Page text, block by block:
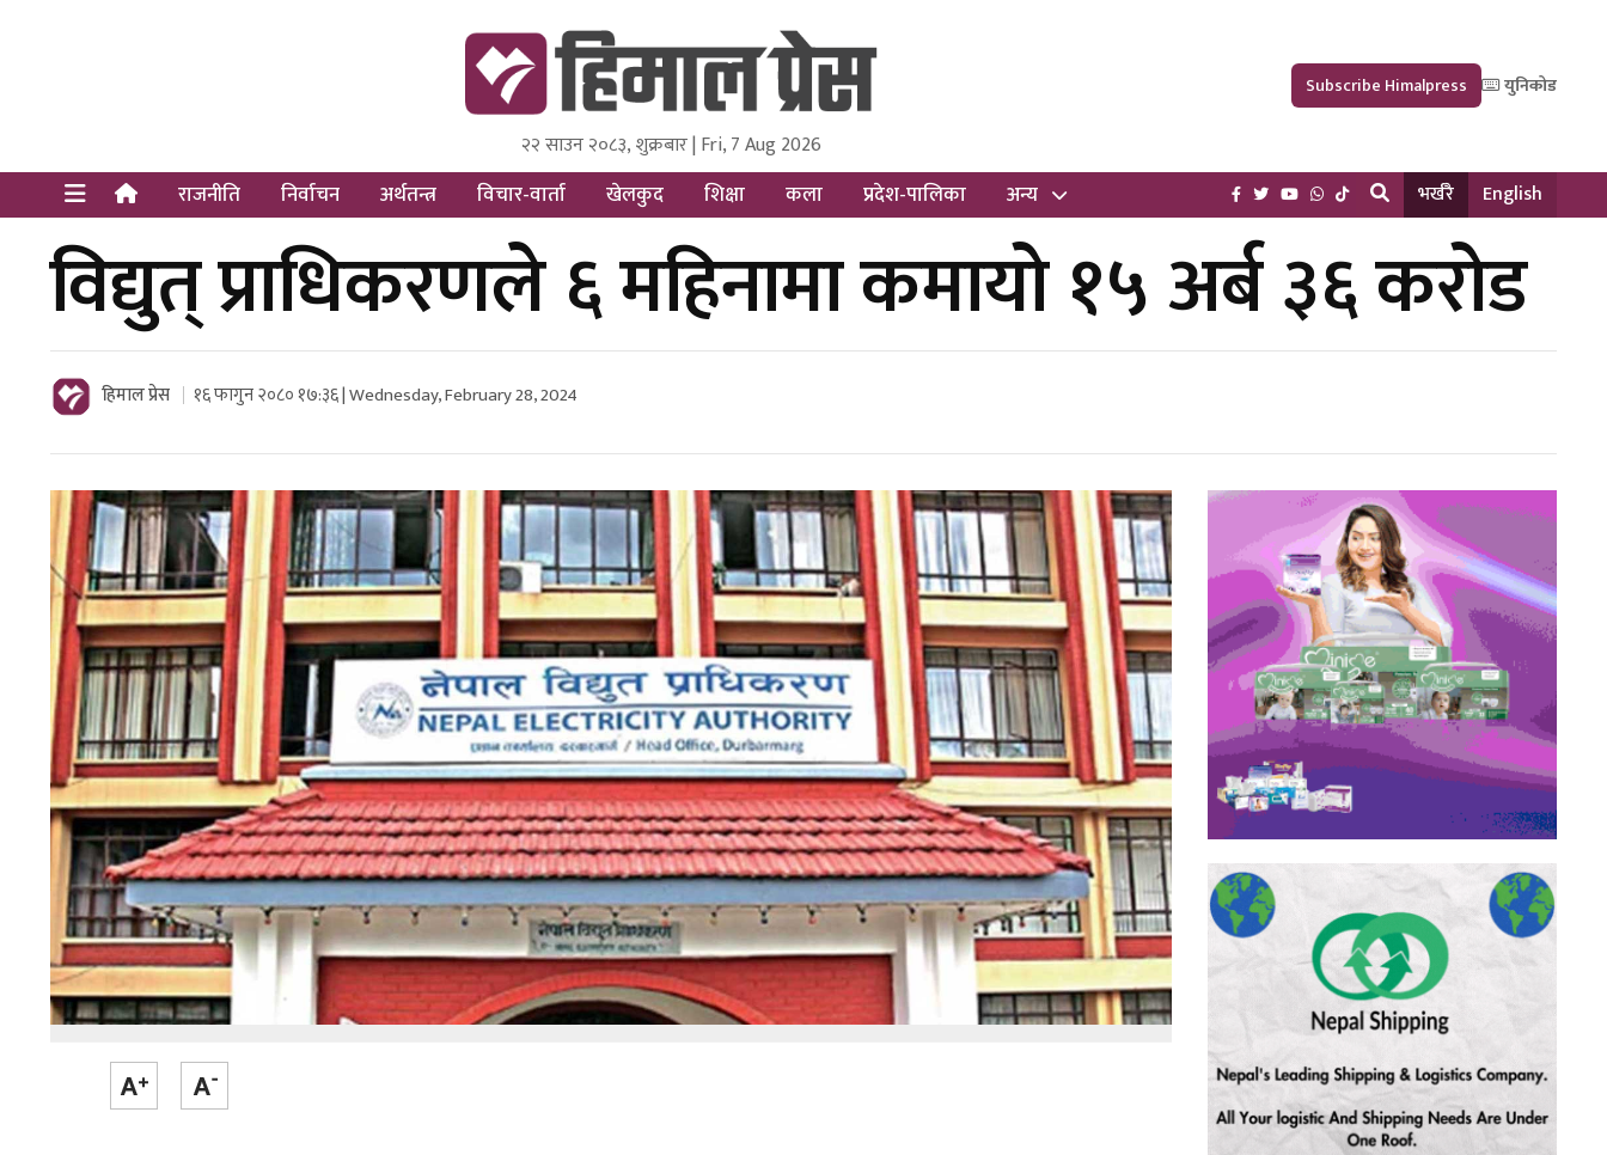
Himal Press
Dot NewsyNepal Media and Research Pvt Ltd.
२२ साउन २०८३, शुक्रबार | Fri, 7 Aug 2026
Subscribe Himalpress युनिकोड
राजनीति निर्वाचन अर्थतन्त्र विचार-वार्ता खेलकुद शिक्षा कला प्रदेश-पालिका अन्य भर्खरै English
विद्युत् प्राधिकरणले ६ महिनामा कमायो १५ अर्ब ३६ करोड
हिमाल प्रेस १६ फागुन २०८० १७:३६ | Wednesday, February 28, 2024